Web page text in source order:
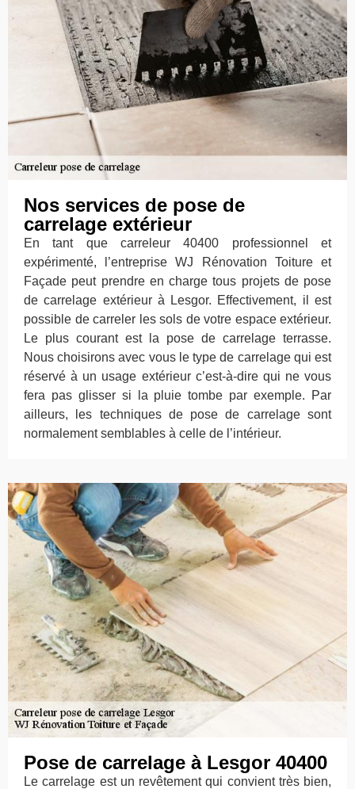
Nos services de pose de
carrelage extérieur
En tant que carreleur 40400 professionnel et
expérimenté, l’entreprise WJ Rénovation Toiture et
Façade peut prendre en charge tous projets de pose
de carrelage extérieur à Lesgor. Effectivement, il est
possible de carreler les sols de votre espace extérieur.
Le plus courant est la pose de carrelage terrasse.
Nous choisirons avec vous le type de carrelage qui est
réservé à un usage extérieur c’est-à-dire qui ne vous
fera pas glisser si la pluie tombe par exemple. Par
ailleurs, les techniques de pose de carrelage sont
normalement semblables à celle de l’intérieur.
Pose de carrelage à Lesgor 40400
Le carrelage est un revêtement qui convient très bien,